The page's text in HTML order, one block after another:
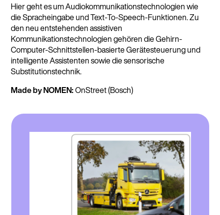
Hier geht es um Audiokommunikationstechnologien wie
die Spracheingabe und Text-To-Speech-Funktionen. Zu
den neu entstehenden assistiven
Kommunikationstechnologien gehören die Gehirn-
Computer-Schnittstellen-basierte Gerätesteuerung und
intelligente Assistenten sowie die sensorische
Substitutionstechnik.
Made by NOMEN:OnStreet (Bosch)